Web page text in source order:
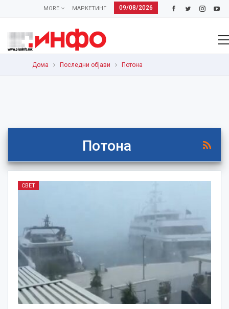
09/08/2026
МАРКЕТИНГ
MORE
Дома Последни објави Потона
Потона
СВЕТ